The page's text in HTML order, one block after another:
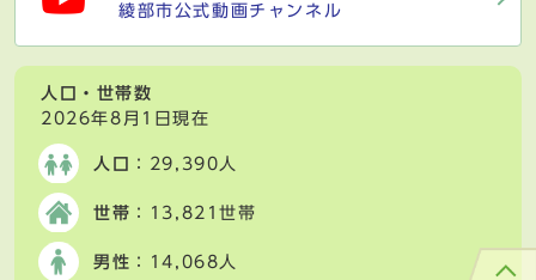
綾部市公式動画チャンネル
人口・世帯数
2026年8月1日現在
人口 ：29,390人
世帯 ：13,821世帯
男性 ：14,068人